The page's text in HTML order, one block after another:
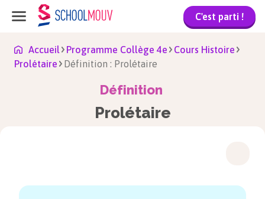
C'est parti !
Accueil Programme Collège 4e
Cours Histoire
Prolétaire
Définition : Prolétaire
Définition
Prolétaire